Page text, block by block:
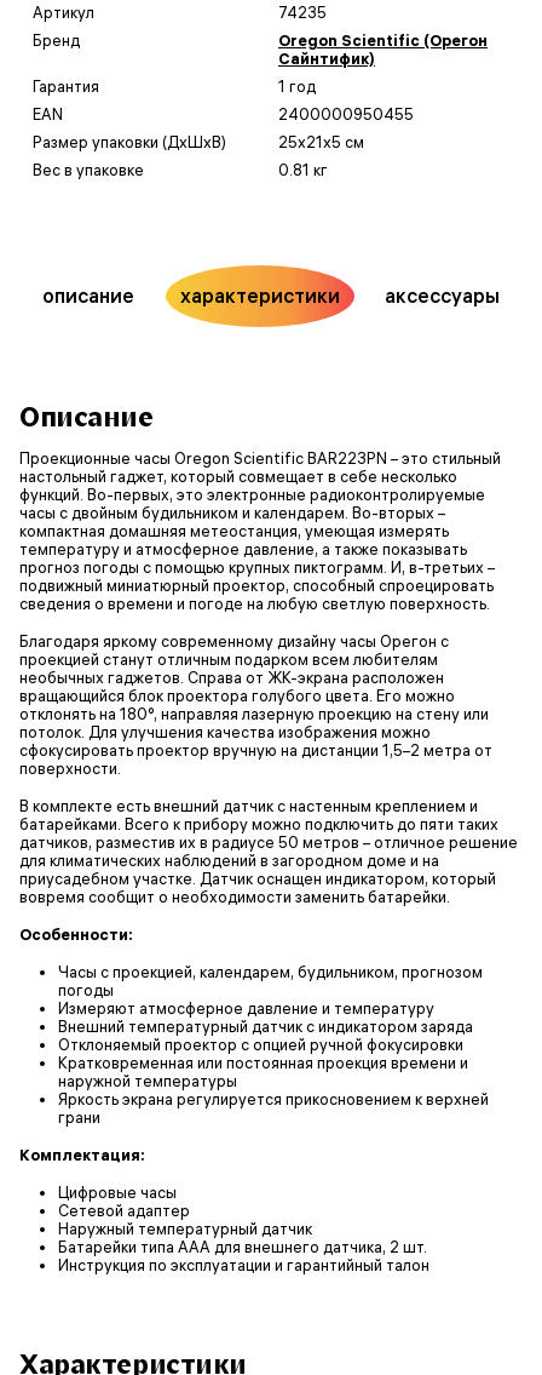
Артикул
74235
Бренд
Oregon Scientific (Орегон
Сайнтифик)
Гарантия
1 год
EAN
2400000950455
Размер упаковки (ДxШxВ)
25x21x5 см
Вес в упаковке
0.81 кг
описание характеристики аксессуары
Описание
Проекционные часы Oregon Scientific BAR223PN – это стильный
настольный гаджет, который совмещает в себе несколько
функций. Во-первых, это электронные радиоконтролируемые
часы с двойным будильником и календарем. Во-вторых –
компактная домашняя метеостанция, умеющая измерять
температуру и атмосферное давление, а также показывать
прогноз погоды с помощью крупных пиктограмм. И, в-третьих –
подвижный миниатюрный проектор, способный спроецировать
сведения о времени и погоде на любую светлую поверхность.
Благодаря яркому современному дизайну часы Орегон с
проекцией станут отличным подарком всем любителям
необычных гаджетов. Справа от ЖК-экрана расположен
вращающийся блок проектора голубого цвета. Его можно
отклонять на 180°, направляя лазерную проекцию на стену или
потолок. Для улучшения качества изображения можно
сфокусировать проектор вручную на дистанции 1,5–2 метра от
поверхности.
В комплекте есть внешний датчик с настенным креплением и
батарейками. Всего к прибору можно подключить до пяти таких
датчиков, разместив их в радиусе 50 метров – отличное решение
для климатических наблюдений в загородном доме и на
приусадебном участке. Датчик оснащен индикатором, который
вовремя сообщит о необходимости заменить батарейки.
Особенности:
Часы с проекцией, календарем, будильником, прогнозом
погоды
Измеряют атмосферное давление и температуру
Внешний температурный датчик с индикатором заряда
Отклоняемый проектор с опцией ручной фокусировки
Кратковременная или постоянная проекция времени и
наружной температуры
Яркость экрана регулируется прикосновением к верхней
грани
Комплектация:
Цифровые часы
Сетевой адаптер
Наружный температурный датчик
Батарейки типа ААА для внешнего датчика, 2 шт.
Инструкция по эксплуатации и гарантийный талон
Характеристики